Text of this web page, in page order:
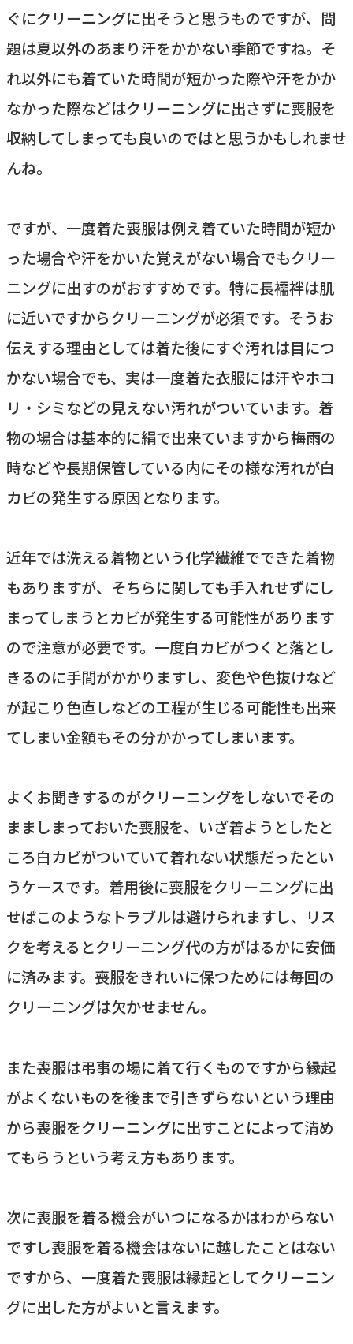
ぐにクリーニングに出そうと思うものですが、問
題は夏以外のあまり汗をかかない季節ですね。そ
れ以外にも着ていた時間が短かった際や汗をかか
なかった際などはクリーニングに出さずに喪服を
収納してしまっても良いのではと思うかもしれませ
んね。
ですが、一度着た喪服は例え着ていた時間が短か
った場合や汗をかいた覚えがない場合でもクリー
ニングに出すのがおすすめです。特に長襦袢は肌
に近いですからクリーニングが必須です。そうお
伝えする理由としては着た後にすぐ汚れは目につ
かない場合でも、実は一度着た衣服には汗やホコ
リ・シミなどの見えない汚れがついています。着
物の場合は基本的に絹で出来ていますから梅雨の
時などや長期保管している内にその様な汚れが白
カビの発生する原因となります。
近年では洗える着物という化学繊維でできた着物
もありますが、そちらに関しても手入れせずにし
まってしまうとカビが発生する可能性があります
ので注意が必要です。一度白カビがつくと落とし
きるのに手間がかかりますし、変色や色抜けなど
が起こり色直しなどの工程が生じる可能性も出来
てしまい金額もその分かかってしまいます。
よくお聞きするのがクリーニングをしないでその
まましまっておいた喪服を、いざ着ようとしたと
ころ白カビがついていて着れない状態だったとい
うケースです。着用後に喪服をクリーニングに出
せばこのようなトラブルは避けられますし、リス
クを考えるとクリーニング代の方がはるかに安価
に済みます。喪服をきれいに保つためには毎回の
クリーニングは欠かせません。
また喪服は弔事の場に着て行くものですから縁起
がよくないものを後まで引きずらないという理由
から喪服をクリーニングに出すことによって清め
てもらうという考え方もあります。
次に喪服を着る機会がいつになるかはわからない
ですし喪服を着る機会はないに越したことはない
ですから、一度着た喪服は縁起としてクリーニン
グに出した方がよいと言えます。